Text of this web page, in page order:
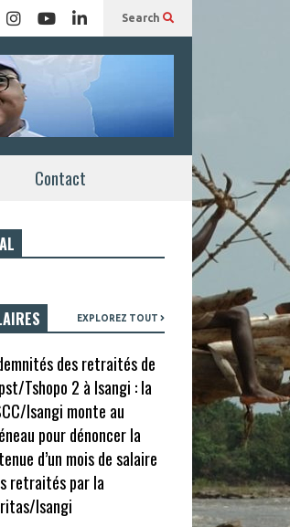
Search
Contact
EXPLOREZ TOUT
des retraités de
Tshopo 2 à Isangi : la
Isangi monte au
pour dénoncer la
d’un mois de salaire
retraités par la
Isangi